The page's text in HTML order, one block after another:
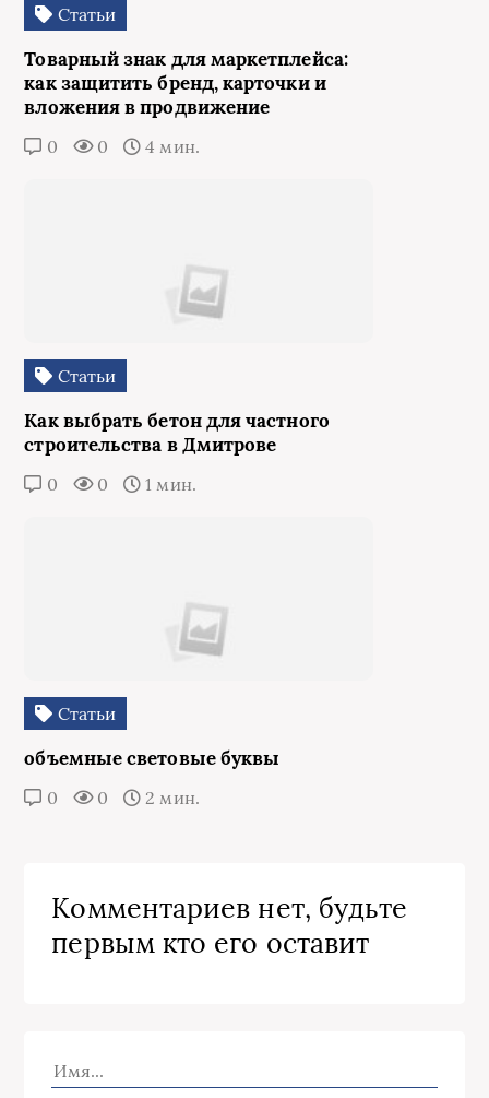
Статьи
Товарный знак для маркетплейса:
как защитить бренд, карточки и
вложения в продвижение
0 0 4 мин.
Статьи
Как выбрать бетон для частного
строительства в Дмитрове
0 0 1 мин.
Статьи
объемные световые буквы
0 0 2 мин.
Комментариев нет, будьте
первым кто его оставит